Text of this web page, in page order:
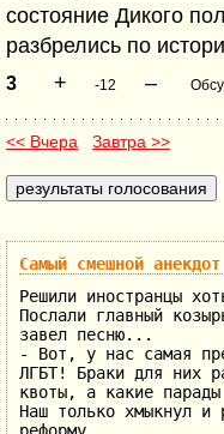
состояние Дикого
разбрелись по
3 + -12 –
<< Вчера Завтра >>
Самый смешной
Решили иностранцы
Послали главный
завел песню...
- Вот, у нас самая
ЛГБТ! Браки для них
квоты, а какие парады
Наш только хмыкнул и